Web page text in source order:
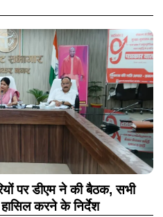
पर डीएम ने की बैठक, सभी
करने के निर्देश